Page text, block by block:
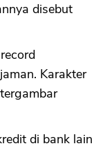
disebut
Karakter
di bank lain